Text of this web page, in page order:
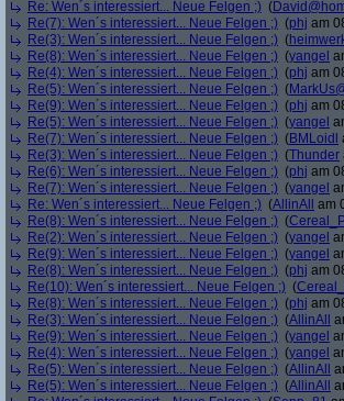
Re: Wen´s interessiert... Neue Felgen ;) (
Re(7): Wen´s interessiert... Neue Felgen ;) (phj am
Re(3): Wen´s interessiert... Neue Felgen ;) (
Re(8): Wen´s interessiert... Neue Felgen ;) (yangel
Re(4): Wen´s interessiert... Neue Felgen ;) (phj am
Re(5): Wen´s interessiert... Neue Felgen ;) (
Re(9): Wen´s interessiert... Neue Felgen ;) (phj am
Re(5): Wen´s interessiert... Neue Felgen ;) (yangel
Re(7): Wen´s interessiert... Neue Felgen ;) (BMLoidl
Re(3): Wen´s interessiert... Neue Felgen ;) (Thunder
Re(6): Wen´s interessiert... Neue Felgen ;) (phj am
Re(7): Wen´s interessiert... Neue Felgen ;) (yangel
Re: Wen´s interessiert... Neue Felgen ;) (AllinAll
am
Re(8): Wen´s interessiert... Neue Felgen ;) (
Re(2): Wen´s interessiert... Neue Felgen ;) (yangel
Re(9): Wen´s interessiert... Neue Felgen ;) (yangel
Re(8): Wen´s interessiert... Neue Felgen ;) (phj am
Re(10): Wen´s interessiert... Neue Felgen ;) (
Re(8): Wen´s interessiert... Neue Felgen ;) (phj am
Re(3): Wen´s interessiert... Neue Felgen ;) (AllinAll
Re(9): Wen´s interessiert... Neue Felgen ;) (yangel
Re(4): Wen´s interessiert... Neue Felgen ;) (yangel
Re(5): Wen´s interessiert... Neue Felgen ;) (AllinAll
Re(5): Wen´s interessiert... Neue Felgen ;) (AllinAll